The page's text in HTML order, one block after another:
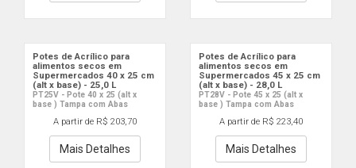
Potes de Acrílico para
alimentos secos em
Supermercados 40 x 25 cm
(alt x base) - 25,0 L
PT25V - Pote 40 x 25 (alt x
base ) Tampa com Abas
A partir de R$ 203,70
Mais Detalhes
Potes de Acrílico para
alimentos secos em
Supermercados 45 x 25 cm
(alt x base) - 28,0 L
PT28V - Pote 45 x 25 (alt x
base ) Tampa com Abas
A partir de R$ 223,40
Mais Detalhes